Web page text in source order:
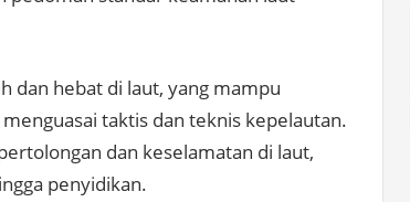
dan hebat di laut, yang mampu
taktis dan teknis kepelautan.
dan keselamatan di laut,
penyidikan.